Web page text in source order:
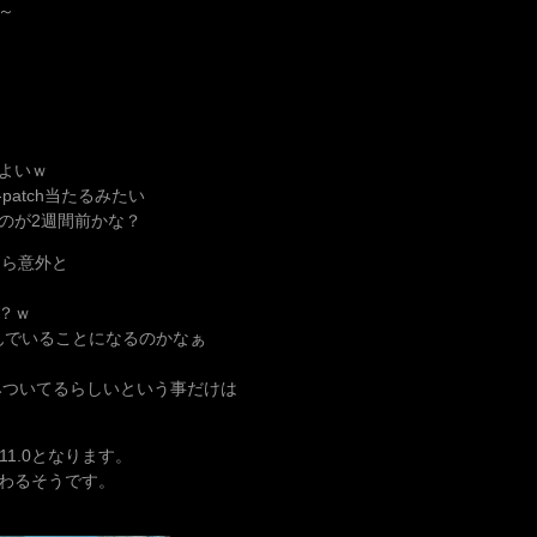
いｗ
当たるみたい
が2週間前かな？
意外と
ｗ
いることになるのかなぁ
いてるらしいという事だけは
となります。
るそうです。